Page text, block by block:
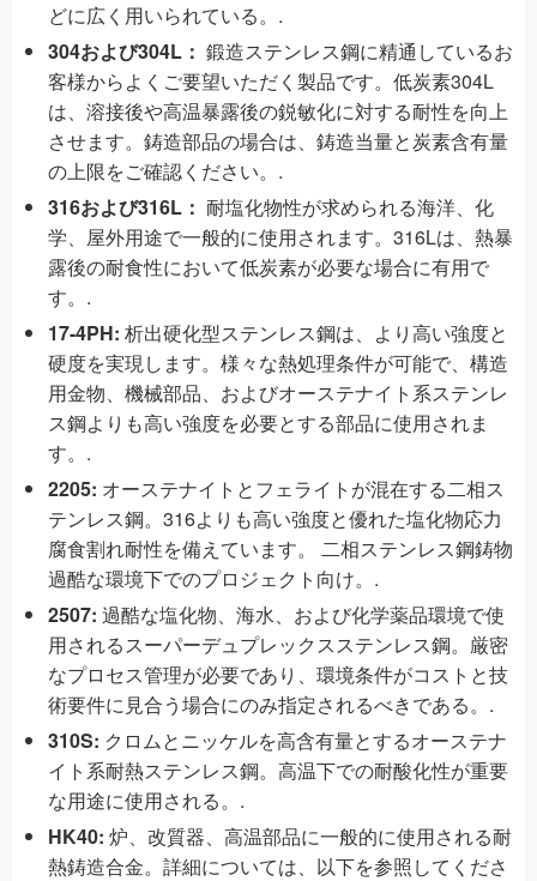
どに広く用いられている。.
304および304L： 鍛造ステンレス鋼に精通しているお
客様からよくご要望いただく製品です。低炭素304L
は、溶接後や高温暴露後の鋭敏化に対する耐性を向上
させます。鋳造部品の場合は、鋳造当量と炭素含有量
の上限をご確認ください。.
316および316L： 耐塩化物性が求められる海洋、化
学、屋外用途で一般的に使用されます。316Lは、熱暴
露後の耐食性において低炭素が必要な場合に有用で
す。.
17-4PH: 析出硬化型ステンレス鋼は、より高い強度と
硬度を実現します。様々な熱処理条件が可能で、構造
用金物、機械部品、およびオーステナイト系ステンレ
ス鋼よりも高い強度を必要とする部品に使用されま
す。.
2205: オーステナイトとフェライトが混在する二相ス
テンレス鋼。316よりも高い強度と優れた塩化物応力
腐食割れ耐性を備えています。 二相ステンレス鋼鋳物
過酷な環境下でのプロジェクト向け。.
2507: 過酷な塩化物、海水、および化学薬品環境で使
用されるスーパーデュプレックスステンレス鋼。厳密
なプロセス管理が必要であり、環境条件がコストと技
術要件に見合う場合にのみ指定されるべきである。.
310S: クロムとニッケルを高含有量とするオーステナ
イト系耐熱ステンレス鋼。高温下での耐酸化性が重要
な用途に使用される。.
HK40: 炉、改質器、高温部品に一般的に使用される耐
熱鋳造合金。詳細については、以下を参照してくださ